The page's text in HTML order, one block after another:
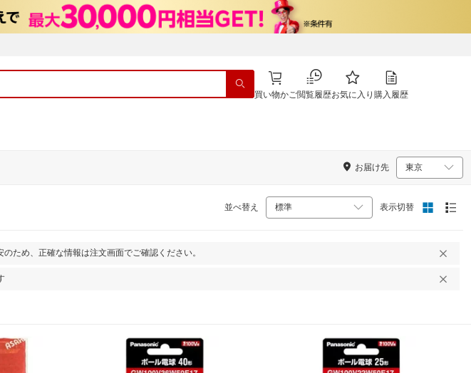
買い物かご閲覧履歴お気に入り 購入履歴
お届け先
並べ替え 表示切替
ため、正確な情報は注文画面でご確認ください。